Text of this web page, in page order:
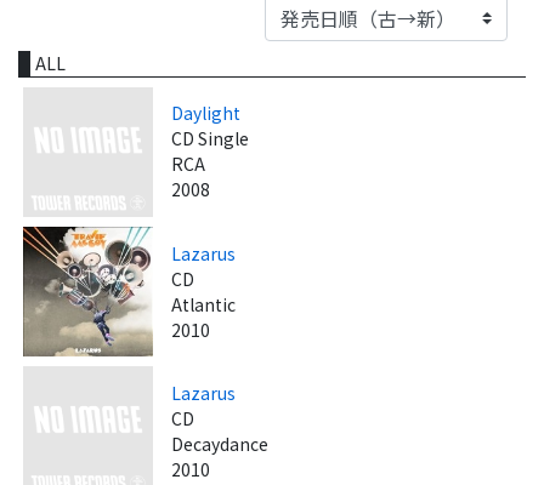
ALL
Daylight
CD Single
RCA
2008
Lazarus
CD
Atlantic
2010
Lazarus
CD
Decaydance
2010